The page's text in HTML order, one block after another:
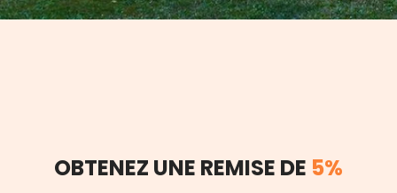
OBTENEZ UNE REMISE DE 5%